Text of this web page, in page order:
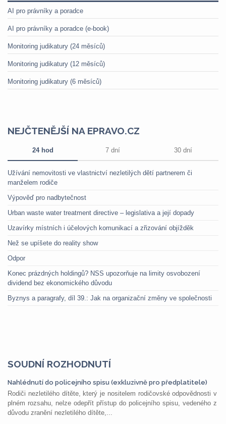
AI pro právníky a poradce
AI pro právníky a poradce (e-book)
Monitoring judikatury (24 měsíců)
Monitoring judikatury (12 měsíců)
Monitoring judikatury (6 měsíců)
NEJČTENĚJŠÍ NA EPRAVO.CZ
24 hod 7 dní 30 dní
Užívání nemovitosti ve vlastnictví nezletilých dětí partnerem či
manželem rodiče
Výpověď pro nadbytečnost
Urban waste water treatment directive – legislativa a její dopady
Uzavírky místních i účelových komunikací a zřizování objížděk
Než se upíšete do reality show
Odpor
Konec prázdných holdingů? NSS upozorňuje na limity osvobození
dividend bez ekonomického důvodu
Byznys a paragrafy, díl 39.: Jak na organizační změny ve společnosti
SOUDNÍ ROZHODNUTÍ
Nahlédnutí do policejního spisu (exkluzivně pro předplatitele)
Rodiči nezletilého dítěte, který je nositelem rodičovské odpovědnosti v
plném rozsahu, nelze odepřít přístup do policejního spisu, vedeného z
důvodu zranění nezletilého dítěte,...